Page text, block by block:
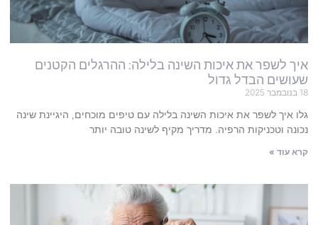
איך לשפר את איכות השינה בלילה: ההרגלים הקטנים
שעושים הבדל גדול
18 בנובמבר 2025
גלו איך לשפר את איכות השינה בלילה עם טיפים מוכחים, היגיינת שינה
נכונה וטכניקות הרפיה. מדריך מקיף לשינה טובה יותר
קרא עוד »